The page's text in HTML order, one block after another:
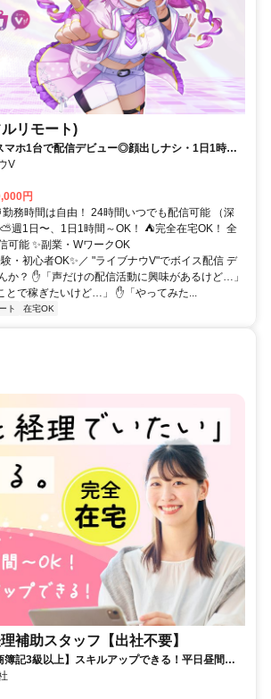
リモート)
マホ1台で配信デビュー◎顔出しナシ・1日1時間
V
円
務時間は自由！ 24時間いつでも配信可能 （深
週1日〜、1日1時間～OK！ ⛺完全在宅OK！ 全
可能 ✨副業・WワークOK
・初心者OK✨／ "ライブナウV"でボイス配信 デ
か？ ✋「声だけの配信活動に興味があるけど…」
とで稼ぎたいけど…」 ✋「やってみた...
ト 在宅OK
補助スタッフ【出社不要】
簿記3級以上】スキルアップできる！平日昼間３h
護中の方も大歓迎♪